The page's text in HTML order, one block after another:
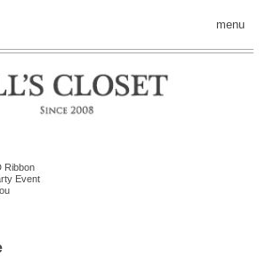
menu
Ribbon
Event